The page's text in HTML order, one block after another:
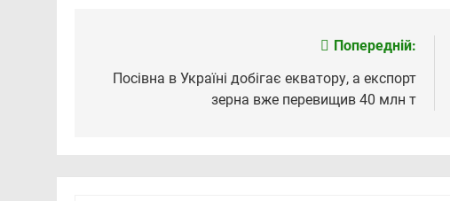
записів
Попередній:
Посівна в Україні добігає екватору, а експорт
зерна вже перевищив 40 млн т